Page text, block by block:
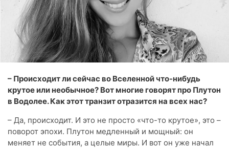
– Происходит ли сейчас во Вселенной что-нибудь
крутое или необычное? Вот многие говорят про Плутон
в Водолее. Как этот транзит отразится на всех нас?
– Да, происходит. И это не просто «что-то крутое», это –
поворот эпохи. Плутон медленный и мощный: он
меняет не события, а целые миры. И вот он уже начал